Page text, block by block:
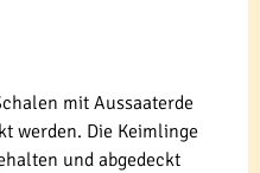
mit Aussaaterde
werden. Die Keimlinge
und abgedeckt